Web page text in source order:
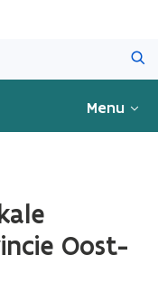
Menu
Oost-